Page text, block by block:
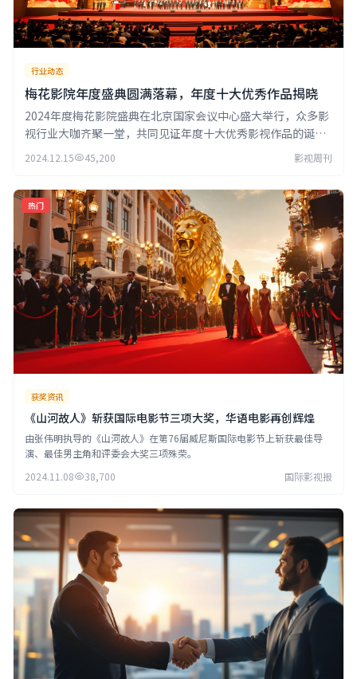
行业动态
梅花影院年度盛典圆满落幕，年度十大优秀作品揭晓
2024年度梅花影院盛典在北京国家会议中心盛大举行，众多影
视行业大咖齐聚一堂，共同见证年度十大优秀影视作品的诞
2024.12.15 45,200 影视周刊
热门
获奖资讯
《山河故人》斩获国际电影节三项大奖，华语电影再创辉煌
由张伟明执导的《山河故人》在第76届威尼斯国际电影节上斩获最佳导
演、最佳男主角和评委会大奖三项殊荣。
2024.11.08
38,700 国际影视报